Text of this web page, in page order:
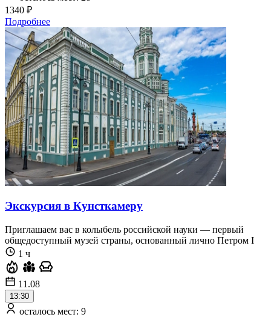
1340 ₽
Подробнее
Экскурсия в Кунсткамеру
Приглашаем вас в колыбель российской науки — первый
общедоступный музей страны, основанный лично Петром I
1 ч
11.08
13:30
осталось мест: 9